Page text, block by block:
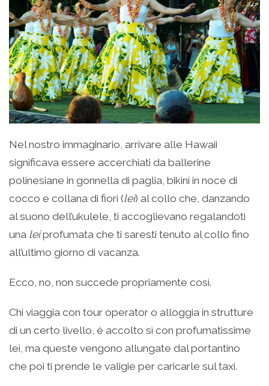
Nel nostro immaginario, arrivare alle Hawaii
significava essere accerchiati da ballerine
polinesiane in gonnella di paglia, bikini in noce di
cocco e collana di fiori (lei) al collo che, danzando
al suono dell’ukulele, ti accoglievano regalandoti
una leiprofumata che ti saresti tenuto al collo fino
all’ultimo giorno di vacanza.
Ecco, no, non succede propriamente così.
Chi viaggia con tour operator o alloggia in strutture
di un certo livello, è accolto sì con profumatissime
lei, ma queste vengono allungate dal portantino
che poi ti prende le valigie per caricarle sul taxi.